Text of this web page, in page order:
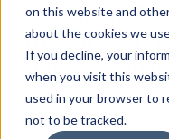
on this website and
about the cookies we
If you decline, your
when you visit this
used in your browser to
not to be tracked.
Stockholm
Treasury AB
2025